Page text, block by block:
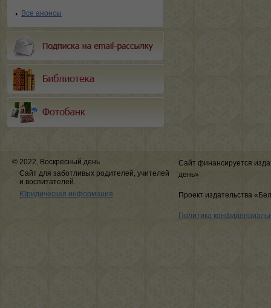
Все анонсы
© 2022, Воскресный день
Сайт для заботливых родителей, учителей
и воспитателей.
Юридическая информация
Сайт финансируется
день»
Проект издательства
Политика